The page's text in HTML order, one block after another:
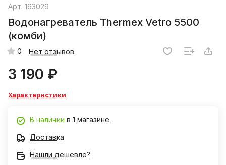
Арт. 163029
Водонагреватель Thermex Vetro 5500
(комби)
0 Нет отзывов
3 190 ₽
Характеристики
В наличии в 1 магазине
Доставка
Нашли дешевле?